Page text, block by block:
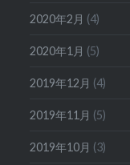
2020年2月 (4)
2020年1月 (5)
2019年12月 (4)
2019年11月 (5)
2019年10月 (3)